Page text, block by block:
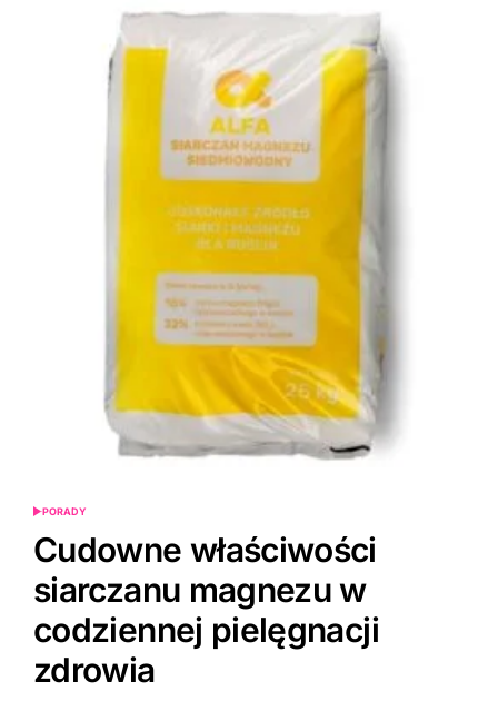
POSTED
PORADY
Cudowne właściwości
siarczanu magnezu w
codziennej pielęgnacji
zdrowia